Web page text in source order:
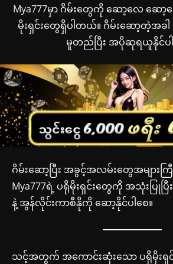
Mya777မှာ ဂိမ်းတွေကို ဆော့လေ ဆ
မိုးရှင်းတွေရှိပါတယ်။ ဂိမ်းဆော့တဲ့အခ
မူတည်ပြီး အပိုဆုရယူနိုင်ပ
ဂိမ်းဆော့ပြီး အခွင့်အလမ်းတွေအများက
Mya777ရဲ့ ပရိုမိုးရှင်းတွေကို အသုံးပြုပြီ
နဲ့ အွန်လိုင်းကာစီနိုကို ဆော့နိုင်ပါစေ။
သင့်အတွက် အကောင်းဆုံးသော ပရိုမိုးရှင်